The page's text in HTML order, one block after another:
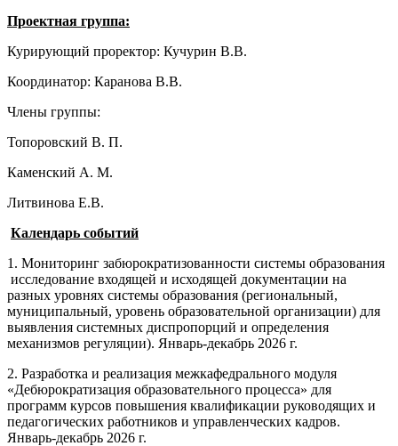
Проектная группа:
Курирующий проректор: Кучурин В.В.
Координатор: Каранова В.В.
Члены группы:
Топоровский В. П.
Каменский А. М.
Литвинова Е.В.
Календарь событий
1. Мониторинг забюрократизованности системы образования
исследование входящей и исходящей документации на
разных уровнях системы образования (региональный,
муниципальный, уровень образовательной организации) для
выявления системных диспропорций и определения
механизмов регуляции). Январь-декабрь 2026 г.
2. Разработка и реализация межкафедрального модуля
«Дебюрократизация образовательного процесса» для
программ курсов повышения квалификации руководящих и
педагогических работников и управленческих кадров.
Январь-декабрь 2026 г.